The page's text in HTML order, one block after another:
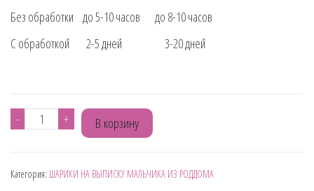
Без обработки до 5-10 часов до 8-10 часов
С обработкой 2-5 дней 3-20 дней
-
Количество
НА
+ В корзину
Категория: ШАРИКИ НА ВЫПИСКУ МАЛЬЧИКА ИЗ РОДДОМА